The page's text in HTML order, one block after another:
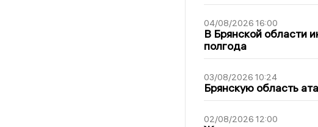
04/08/2026 16:00
В Брянской области
полгода
03/08/2026 10:24
Брянскую область
02/08/2026 12:00